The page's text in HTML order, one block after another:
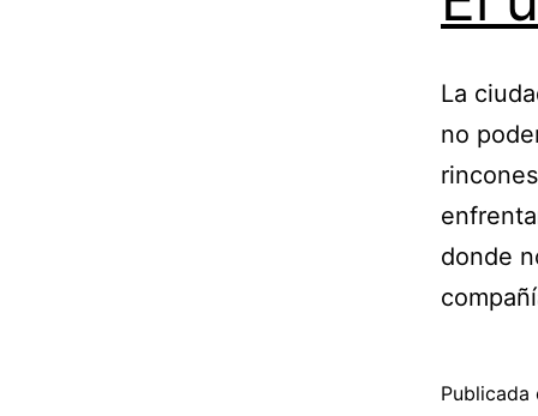
La
no
donde
Publicada